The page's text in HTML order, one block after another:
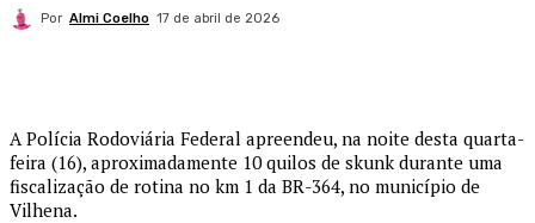
Por Almi Coelho 17 de abril de 2026
A Polícia Rodoviária Federal apreendeu, na noite desta quarta-
feira (16), aproximadamente 10 quilos de skunk durante uma
fiscalização de rotina no km 1 da BR-364, no município de
Vilhena.